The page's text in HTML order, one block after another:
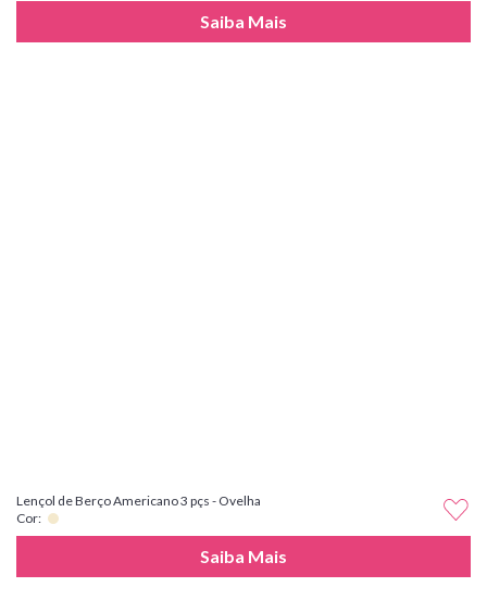
Saiba Mais
Lençol de Berço Americano 3 pçs - Ovelha
Cor:
Saiba Mais